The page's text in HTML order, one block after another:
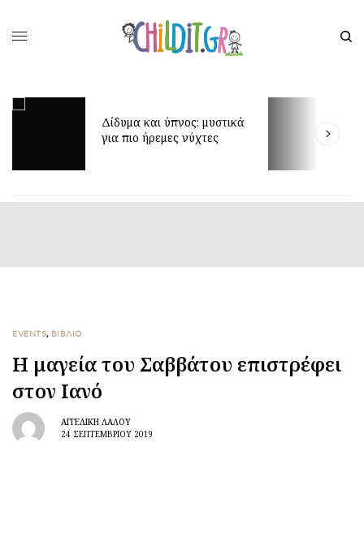
Δίδυμα και ύπνος: μυστικά
για πιο ήρεμες νύχτες
EVENTS, ΒΙΒΛΙΟ
Η μαγεία του Σαββάτου επιστρέφει
στον Ιανό
ΑΓΓΕΛΙΚΉ ΛΆΛΟΥ
24 ΣΕΠΤΕΜΒΡΊΟΥ 2019